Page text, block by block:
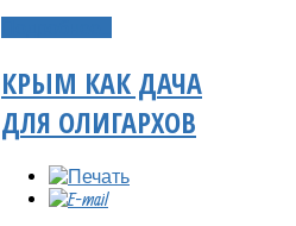
КРЫМ КАК ДАЧА
ДЛЯ ОЛИГАРХОВ